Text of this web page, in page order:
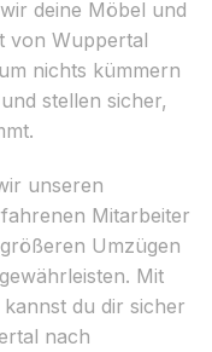
deine Möbel und
von Wuppertal
nichts kümmern
stellen sicher,
unseren
Mitarbeiter
Umzügen
Mit
du dir sicher
nach